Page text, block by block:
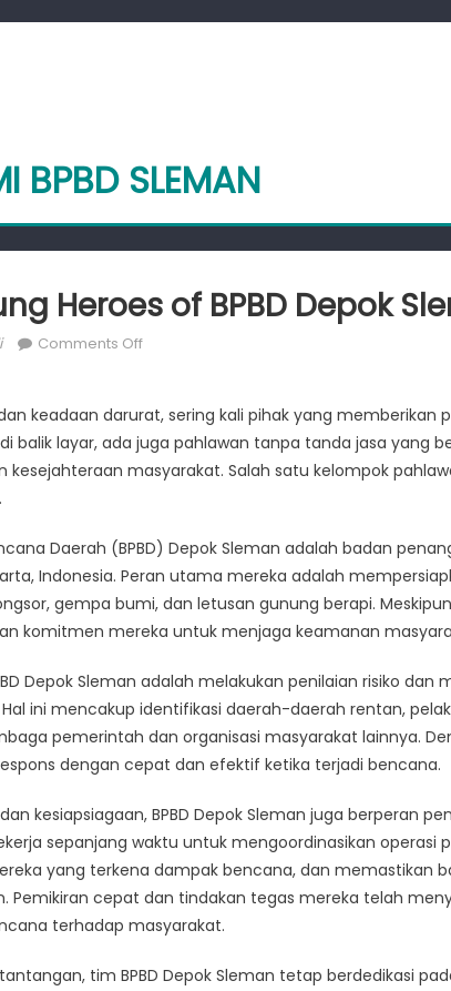
BPBD SLEMAN
Heroes of BPBD Depok
Comments Offon
Unsung
Heroes
of
Sleman
keadaan darurat, sering kali pihak yang memberikan
balik layar, ada juga pahlawan tanpa tanda jasa yang
masyarakat. Salah satu kelompok
Daerah (BPBD) Depok Sleman adalah badan
Indonesia. Peran utama mereka adalah
gempa bumi, dan letusan gunung berapi.
komitmen mereka untuk menjaga keamanan
Depok Sleman adalah melakukan penilaian risiko dan
ini mencakup identifikasi daerah-daerah rentan,
pemerintah dan organisasi masyarakat lainnya.
dengan cepat dan efektif ketika terjadi bencana.
kesiapsiagaan, BPBD Depok Sleman juga berperan
sepanjang waktu untuk mengoordinasikan operasi
yang terkena dampak bencana, dan memastikan
Pemikiran cepat dan tindakan tegas mereka telah
terhadap masyarakat.
tim BPBD Depok Sleman tetap berdedikasi